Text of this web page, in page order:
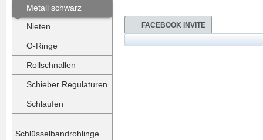
Metall schwarz
Nieten
O-Ringe
Rollschnallen
Schieber Regulaturen
Schlaufen
Schlüsselbandrohlinge
FACEBOOK INVITE